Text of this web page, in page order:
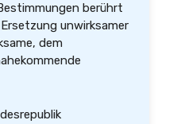
berührt
unwirksamer
dem